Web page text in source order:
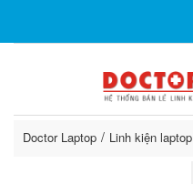
Doctor Laptop Linh kiện laptop